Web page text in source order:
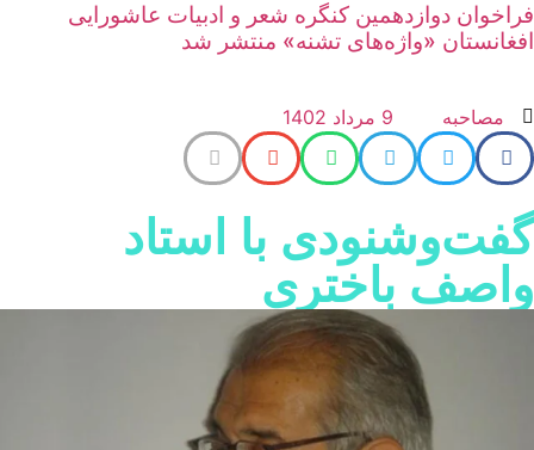
دوازدهمین کنگره شعر و ادبیات عاشورایی
«واژه‌های تشنه» منتشر شد
مصاحبه 9 مرداد 1402
با استاد
باختری